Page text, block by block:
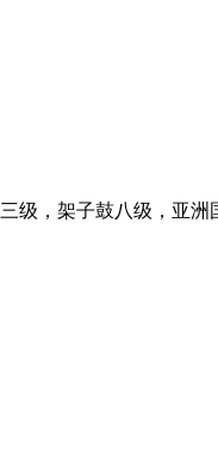
级，架子鼓八级，亚